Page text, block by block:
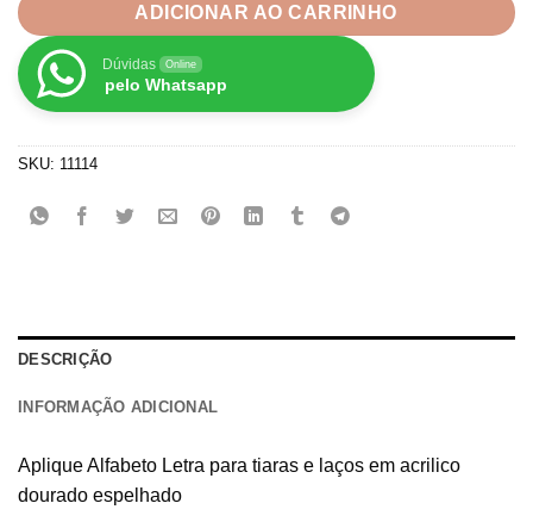
ADICIONAR AO CARRINHO
Dúvidas Online
pelo Whatsapp
SKU: 11114
DESCRIÇÃO
INFORMAÇÃO ADICIONAL
Aplique Alfabeto Letra para tiaras e laços em acrilico
dourado espelhado